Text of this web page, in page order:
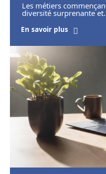
Les métiers
diversité surprenante et
En savoir plus